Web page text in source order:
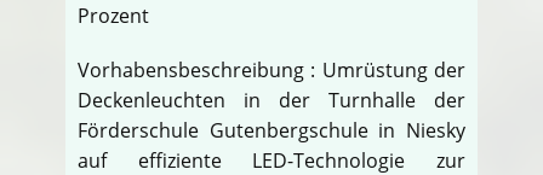
Prozent
Vorhabensbeschreibung : Umrüstung der
Deckenleuchten in der Turnhalle der
Förderschule Gutenbergschule in Niesky
auf effiziente LED-Technologie zur